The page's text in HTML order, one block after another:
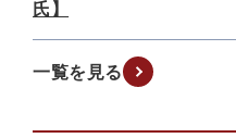
氏】
一覧を見る